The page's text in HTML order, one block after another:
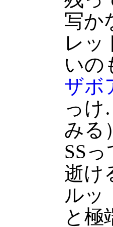
写か
レッ
いの
ザボ
っ
みる
SS
逝け
ルッ
と極